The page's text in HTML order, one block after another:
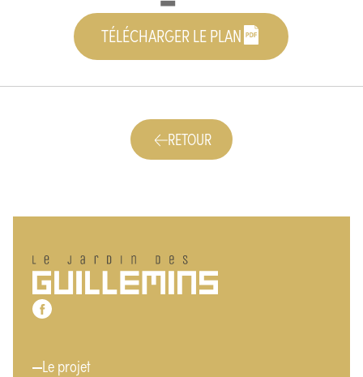
TÉLÉCHARGER LE PLAN
RETOUR
Pied de page
Le jardin des Guillemins
Notre page Facebook
Le projet